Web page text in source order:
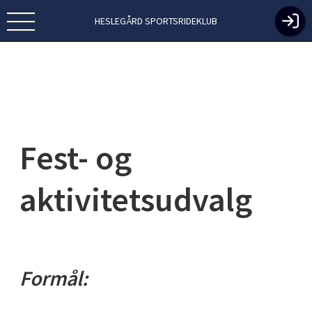
HESLEGÅRD SPORTSRIDEKLUB
Fest- og
aktivitetsudvalg
Formål: